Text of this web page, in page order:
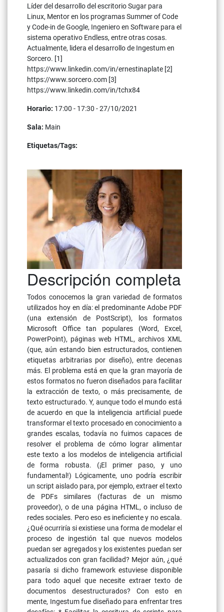
Líder del desarrollo del escritorio Sugar para
Linux, Mentor en los programas Summer of Code
y Code-in de Google, Ingeniero en Software para el
sistema operativo Endless, entre otras cosas.
Actualmente, lidera el desarrollo de Ingestum en
Sorcero. [1]
https://www.linkedin.com/in/ernestinaplate [2]
https://www.sorcero.com [3]
https://www.linkedin.com/in/tchx84
Horario: 17:00 - 17:30 - 27/10/2021
Sala: Main
Etiquetas/Tags:
Descripción completa
Todos conocemos la gran variedad de formatos
utilizados hoy en día: el predominante Adobe PDF
(una extensión de PostScript), los formatos
Microsoft Office tan populares (Word, Excel,
PowerPoint), páginas web HTML, archivos XML
(que, aún estando bien estructurados, contienen
etiquetas arbitrarias por diseño), entre decenas
más. El problema está en que la gran mayoría de
estos formatos no fueron diseñados para facilitar
la extracción de texto, o más precisamente, de
texto estructurado. Y, aunque todo el mundo está
de acuerdo en que la inteligencia artificial puede
transformar el texto procesado en conocimiento a
grandes escalas, todavía no fuimos capaces de
resolver el problema de cómo lograr alimentar
este texto a los modelos de inteligencia artificial
de forma robusta. (¡El primer paso, y uno
fundamental!) Lógicamente, uno podría escribir
un script aislado para, por ejemplo, extraer el texto
de PDFs similares (facturas de un mismo
proveedor), o de una página HTML, o incluso de
redes sociales. Pero eso es ineficiente y no escala.
¿Qué ocurriría si existiese una forma de modelar el
proceso de ingestión tal que nuevos modelos
puedan ser agregados y los existentes puedan ser
actualizados con gran facilidad? Mejor aún, ¿qué
pasaría si dicho framework estuviese disponible
para todo aquel que necesite extraer texto de
documentos desestructurados? Con esto en
mente, Ingestum fue diseñado para enfrentar tres